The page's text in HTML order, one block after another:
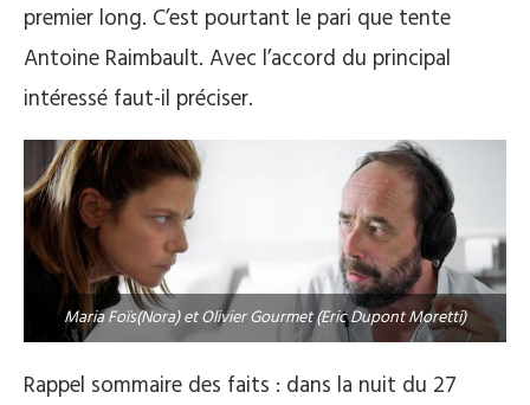
premier long. C’est pourtant le pari que tente
Antoine Raimbault. Avec l’accord du principal
intéressé faut-il préciser.
Maria Foïs(Nora) et Olivier Gourmet (Eric Dupont Moretti)
Rappel sommaire des faits : dans la nuit du 27